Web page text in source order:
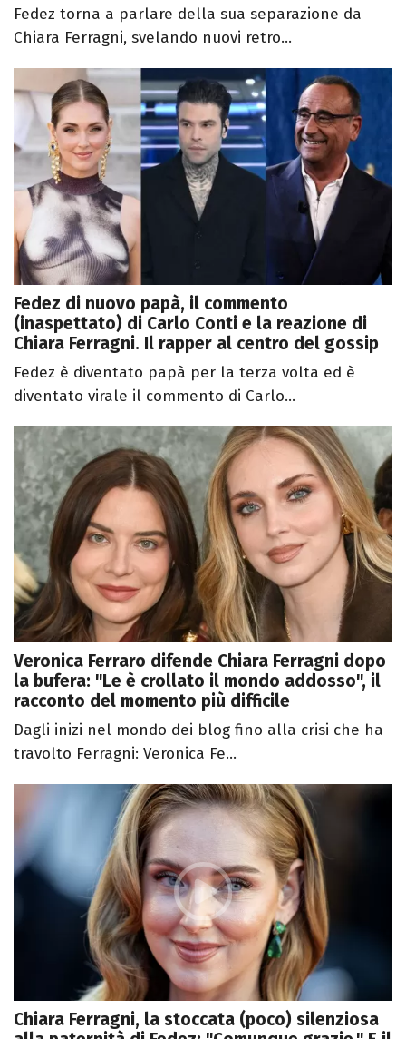
Fedez torna a parlare della sua separazione da
Chiara Ferragni, svelando nuovi retro...
Fedez di nuovo papà, il commento
(inaspettato) di Carlo Conti e la reazione di
Chiara Ferragni. Il rapper al centro del gossip
Fedez è diventato papà per la terza volta ed è
diventato virale il commento di Carlo...
Veronica Ferraro difende Chiara Ferragni dopo
la bufera: "Le è crollato il mondo addosso", il
racconto del momento più difficile
Dagli inizi nel mondo dei blog fino alla crisi che ha
travolto Ferragni: Veronica Fe...
Chiara Ferragni, la stoccata (poco) silenziosa